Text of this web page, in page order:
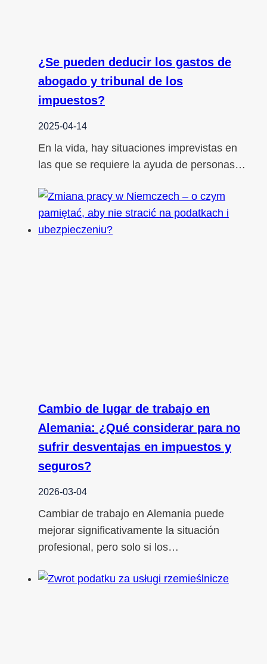
¿Se pueden deducir los gastos de
abogado y tribunal de los
impuestos?
2025-04-14
En la vida, hay situaciones imprevistas en
las que se requiere la ayuda de personas…
Cambio de lugar de trabajo en
Alemania: ¿Qué considerar para no
sufrir desventajas en impuestos y
seguros?
2026-03-04
Cambiar de trabajo en Alemania puede
mejorar significativamente la situación
profesional, pero solo si los…